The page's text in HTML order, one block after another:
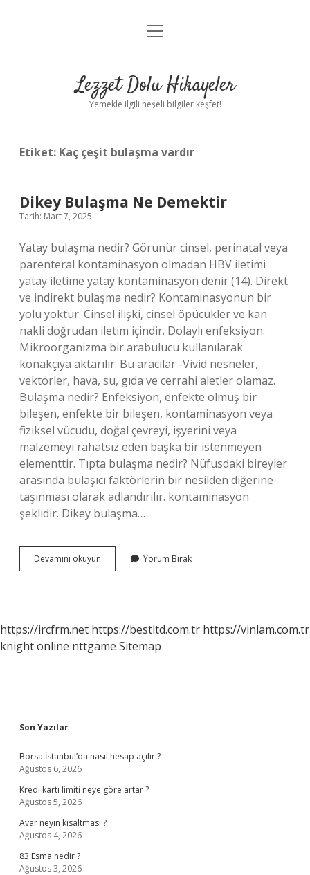
Anasayfa
Yasal Uyarı
menüyü
Lezzet Dolu Hikayeler
Yemekle ilgili neşeli bilgiler keşfet!
Etiket: Kaç çeşit bulaşma vardır
Dikey Bulaşma Ne Demektir
Tarih: Mart 7, 2025
Yatay bulaşma nedir? Görünür cinsel, perinatal veya
parenteral kontaminasyon olmadan HBV iletimi
yatay iletime yatay kontaminasyon denir (14). Direkt
ve indirekt bulaşma nedir? Kontaminasyonun bir
yolu yoktur. Cinsel ilişki, cinsel öpücükler ve kan
nakli doğrudan iletim içindir. Dolaylı enfeksiyon:
Mikroorganizma bir arabulucu kullanılarak
konakçıya aktarılır. Bu aracılar -Vivid nesneler,
vektörler, hava, su, gıda ve cerrahi aletler olamaz.
Bulaşma nedir? Enfeksiyon, enfekte olmuş bir
bileşen, enfekte bir bileşen, kontaminasyon veya
fiziksel vücudu, doğal çevreyi, işyerini veya
malzemeyi rahatsız eden başka bir istenmeyen
elementtir. Tıpta bulaşma nedir? Nüfusdaki bireyler
arasında bulaşıcı faktörlerin bir nesilden diğerine
taşınması olarak adlandırılır. kontaminasyon
şeklidir. Dikey bulaşma…
Devamını okuyun
Bulaşma
Yorum Bırak
https://ircfrm.net https://bestltd.com.tr https://vinlam.com.tr
knight online nttgame Sitemap
Sidebar
Son Yazılar
Borsa İstanbul’da nasıl hesap açılır ?
Ağustos 6, 2026
Kredi kartı limiti neye göre artar ?
Ağustos 5, 2026
Avar neyin kısaltması ?
Ağustos 4, 2026
83 Esma nedir ?
Ağustos 3, 2026